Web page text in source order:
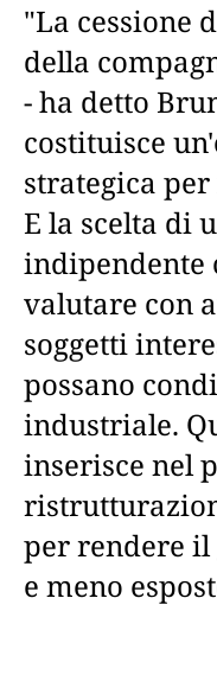
"La cessione
della
- ha detto
costituisce
strategica
E la scelta di
indipendente
valutare con
soggetti
possano
industriale.
inserisce nel
per rendere
e meno